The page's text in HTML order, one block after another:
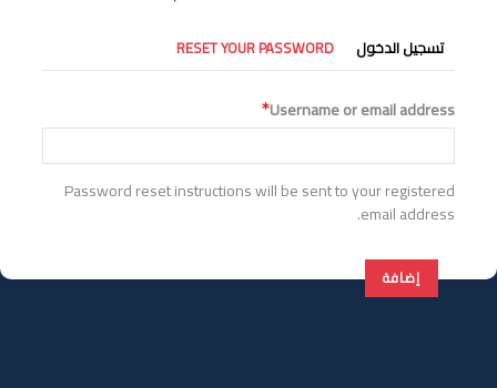
التبويبات
الأساسية
تسجيل الدخول RESET YOUR PASSWORD
Username or email address
Password reset instructions will be sent to your registered
email address.